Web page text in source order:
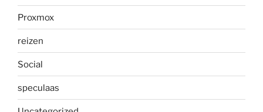
Proxmox
reizen
Social
speculaas